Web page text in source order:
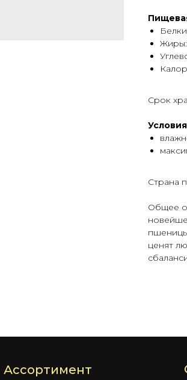
Жиры:
Срок
Страна
Общее
ценят
Ассортимент